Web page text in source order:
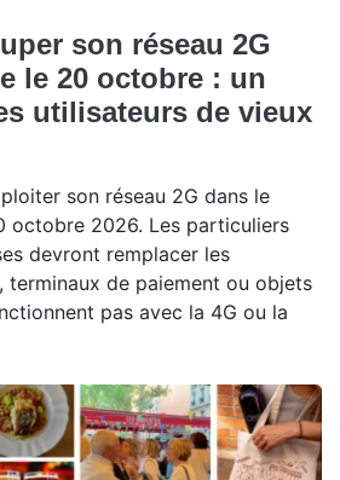
son réseau 2G
le 20 octobre : un
utilisateurs de vieux
son réseau 2G dans le
octobre 2026. Les particuliers
devront remplacer les
terminaux de paiement ou objets
pas avec la 4G ou la